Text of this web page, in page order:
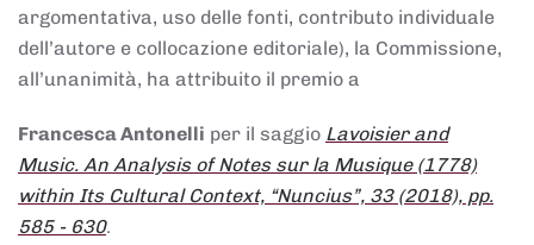
argomentativa, uso delle fonti, contributo individuale
dell’autore e collocazione editoriale), la Commissione,
all’unanimità, ha attribuito il premio a
Francesca Antonelli per il saggio Lavoisier and
Music. An Analysis of Notes sur la Musique (1778)
within Its Cultural Context, “Nuncius”, 33 (2018), pp.
585 - 630.